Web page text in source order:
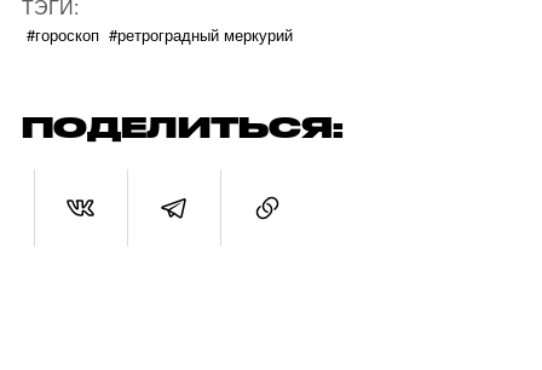
ТЭГИ:
#гороскоп #ретроградный меркурий
ПОДЕЛИТЬСЯ: